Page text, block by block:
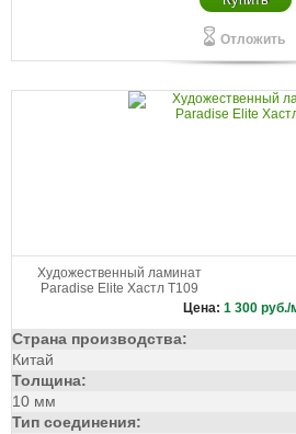
Отложить
Художественный ламинат
Paradise Elite Хастл Т109
Цена: 1 300 руб./
Страна производства:
Китай
Толщина:
10 мм
Тип соединения: